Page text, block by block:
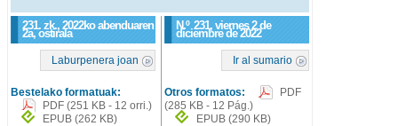
231. zk., 2022ko abenduaren
2a, ostirala
N.º231, viernes 2 de
diciembre de 2022
Laburpenera joan
Bestelako formatuak:
PDF (251 KB - 12 orri.)
EPUB (262 KB)
Ir al sumario
Otros formatos:
PDF
(285 KB - 12 Pág.)
EPUB(290 KB)